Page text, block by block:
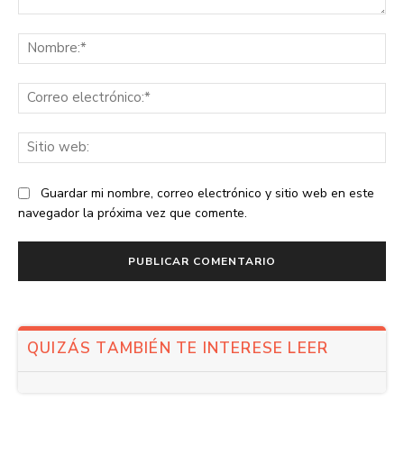
Guardar mi nombre, correo electrónico y sitio web en este
navegador la próxima vez que comente.
QUIZÁS TAMBIÉN TE INTERESE LEER